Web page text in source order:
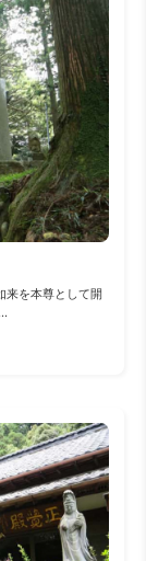
来を本尊として開